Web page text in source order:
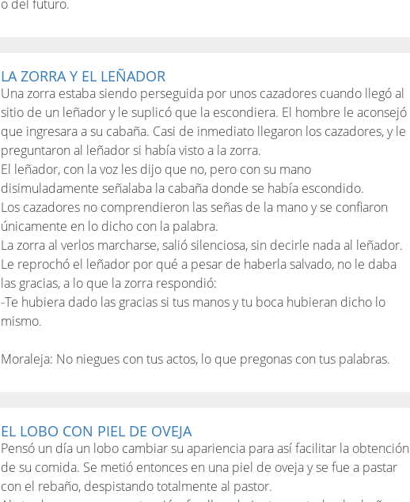
o del futuro.
LA ZORRA Y EL LEÑADOR
Una zorra estaba siendo perseguida por unos cazadores cuando llegó al
sitio de un leñador y le suplicó que la escondiera. El hombre le aconsejó
que ingresara a su cabaña. Casi de inmediato llegaron los cazadores, y le
preguntaron al leñador si había visto a la zorra.
El leñador, con la voz les dijo que no, pero con su mano
disimuladamente señalaba la cabaña donde se había escondido.
Los cazadores no comprendieron las señas de la mano y se confiaron
únicamente en lo dicho con la palabra.
La zorra al verlos marcharse, salió silenciosa, sin decirle nada al leñador.
Le reprochó el leñador por qué a pesar de haberla salvado, no le daba
las gracias, a lo que la zorra respondió:
-Te hubiera dado las gracias si tus manos y tu boca hubieran dicho lo
mismo.
Moraleja: No niegues con tus actos, lo que pregonas con tus palabras.
EL LOBO CON PIEL DE OVEJA
Pensó un día un lobo cambiar su apariencia para así facilitar la obtención
de su comida. Se metió entonces en una piel de oveja y se fue a pastar
con el rebaño, despistando totalmente al pastor.